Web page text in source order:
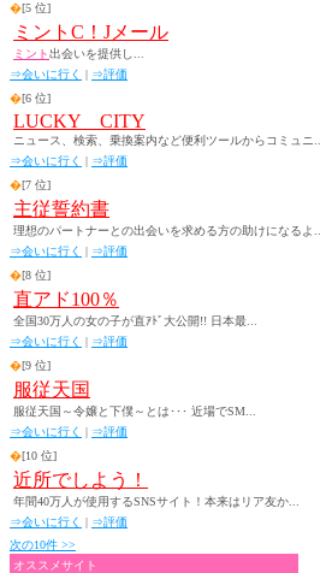
�[5 位]
ミントC！Jメール
ミント出会いを提供し...
⇒会いに行く | ⇒評価
�[6 位]
LUCKY CITY
ニュース、検索、乗換案内など便利ツールからコミュニ...
⇒会いに行く | ⇒評価
�[7 位]
主従誓約書
理想のパートナーとの出会いを求める方の助けになるよ...
⇒会いに行く | ⇒評価
�[8 位]
直アド100％
全国30万人の女の子が直ｱﾄﾞ大公開!! 日本最...
⇒会いに行く | ⇒評価
�[9 位]
服従天国
服従天国～令嬢と下僕～とは･･･ 近場でSM...
⇒会いに行く | ⇒評価
�[10 位]
近所でしよう！
年間40万人が使用するSNSサイト！本来はリア友か...
⇒会いに行く | ⇒評価
次の10件 >>
オススメサイト